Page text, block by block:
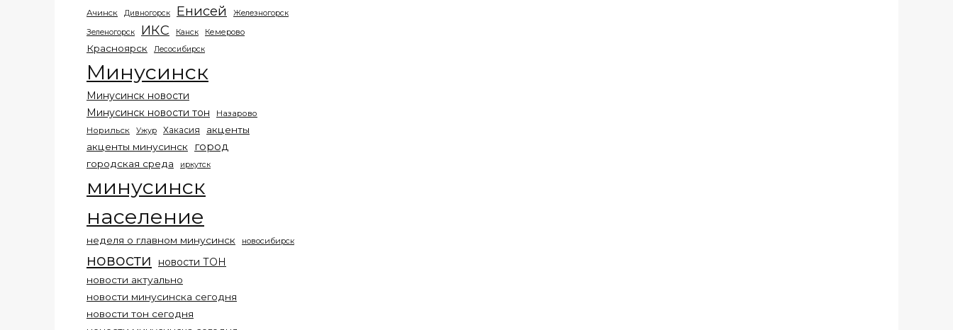
Ачинск Дивногорск Енисей Железногорск
Зеленогорск ИКС Канск Кемерово
Красноярск Лесосибирск
Минусинск
Минусинск новости
Минусинск новости тон
Назарово
Норильск
Ужур Хакасия
акценты
акценты минусинск
город
городская среда иркутск
минусинск
население
неделя о главном минусинск новосибирск
новости новости ТОН
новости актуально
новости минусинска сегодня
новости тон сегодня